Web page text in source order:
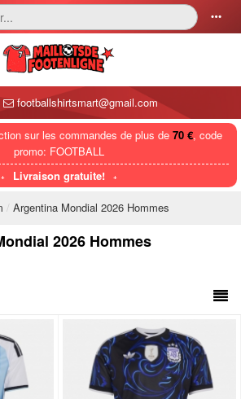
󰄒
footballshirtsmart@gmail.com
sur les commandes de plus de 70 €, code
promo: FOOTBALL
Livraison gratuite!
Argentina Mondial 2026 Hommes
2026 Hommes